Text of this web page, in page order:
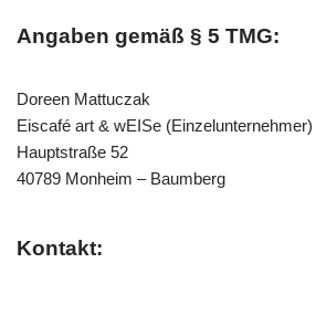
Angaben gemäß § 5 TMG:
Doreen Mattuczak
Eiscafé art & wEISe (Einzelunternehmer)
Hauptstraße 52
40789 Monheim – Baumberg
Kontakt: